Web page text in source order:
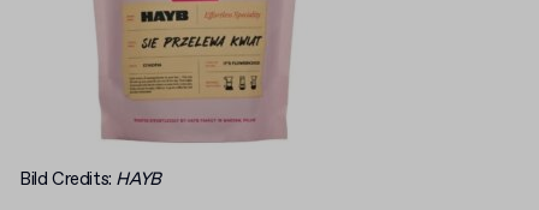
Bild Credits: HAYB